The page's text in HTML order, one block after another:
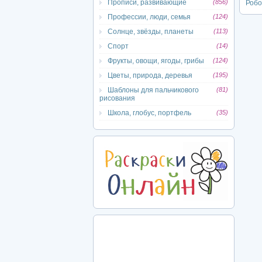
Прописи, развивающие (856)
Профессии, люди, семья (124)
Солнце, звёзды, планеты (113)
Спорт (14)
Фрукты, овощи, ягоды, грибы (124)
Цветы, природа, деревья (195)
Шаблоны для пальчикового
рисования
(81)
Школа, глобус, портфель (35)